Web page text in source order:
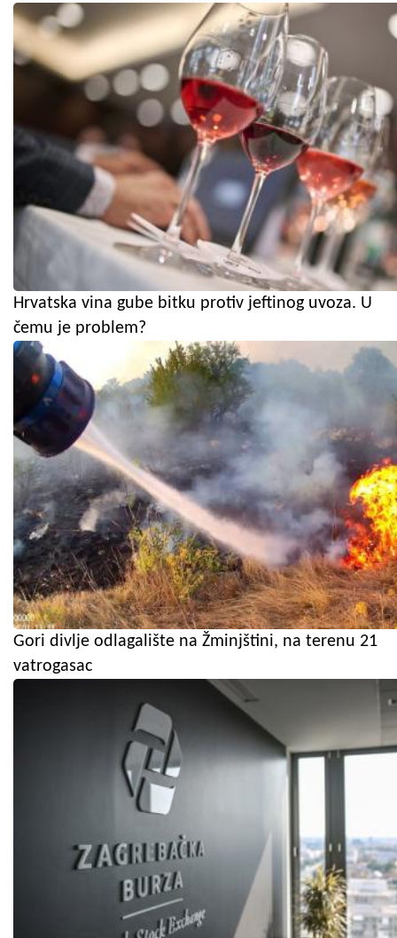
Hrvatska vina gube bitku protiv jeftinog uvoza. U
čemu je problem?
Gori divlje odlagalište na Žminjštini, na terenu 21
vatrogasac